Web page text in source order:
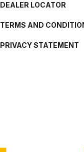
DEALER LOCATOR
TERMS AND
PRIVACY STATEMENT